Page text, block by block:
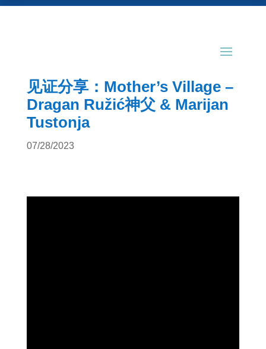
见证分享：Mother’s Village –
Dragan Ružić神父 & Marijan
Tustonja
07/28/2023